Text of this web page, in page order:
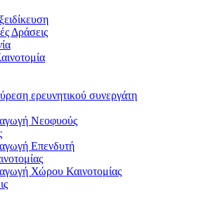
Δράσεις
ερευνητικού συνεργάτη
Νεοφυούς
Επενδυτή
Χώρου Καινοτομίας